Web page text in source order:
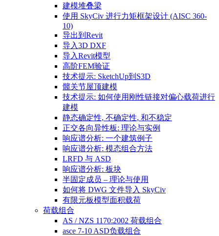
建模堆叠梁
使用 SkyCiv 进行力矩框架设计 (AISC 360-
10)
导出到Revit
导入3D DXF
导入Revit模型
高阶FEM验证
技术提示: SketchUp到S3D
髋关节屋顶建模
技术提示: 如何使用刚性链接对偏心载荷进行
建模
静态确定性, 不确定性, 和不稳定
正交各向异性板: 理论与实例
响应谱分析: 一个建筑例子
响应谱分析: 模态组合方法
LRFD 与 ASD
响应谱分析: 板块
半固定成员 – 理论与使用
如何将 DWG 文件导入 SkyCiv
有限元板模型面积载荷
荷载组合
AS / NZS 1170:2002 荷载组合
asce 7-10 ASD负载组合